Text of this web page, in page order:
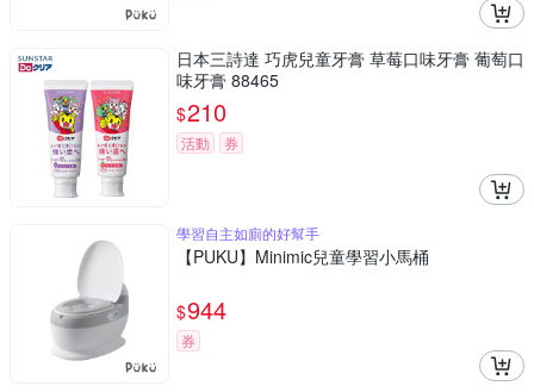
日本三詩達 巧虎兒童牙膏 草莓口味牙膏 葡萄口
味牙膏 88465
$210
活動 券
學習自主如廁的好幫手
【PUKU】Minimic兒童學習小馬桶
$944
券